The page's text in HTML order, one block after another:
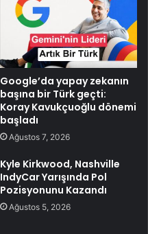
Google’da yapay zekanın
başına bir Türk geçti:
Koray Kavukçuoğlu dönemi
başladı
Ağustos 7, 2026
Kyle Kirkwood, Nashville
IndyCar Yarışında Pol
Pozisyonunu Kazandı
Ağustos 5, 2026